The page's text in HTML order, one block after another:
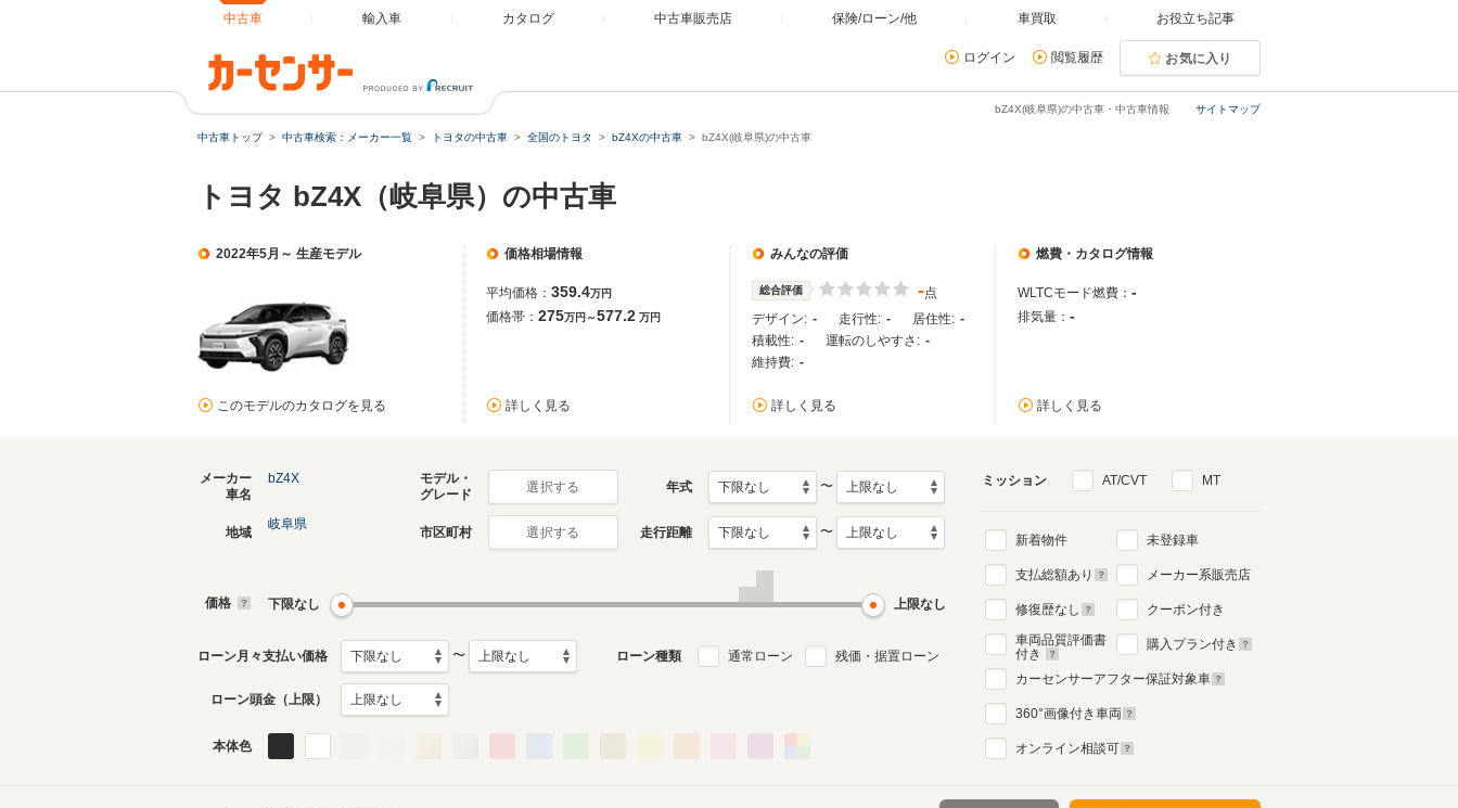
中古車 輸入車 カタログ 中古車販売店 保険/ローン/他 車買取 お役立ち記事
ログイン 閲覧履歴 お気に入り
サイトマップ
bZ4X(岐阜県)の中古車・中古車情報
中古車トップ 中古車検索：メーカー一覧 トヨタの中古車 全国のトヨタ bZ4Xの中古車 bZ4X(岐阜県)の中古車
トヨタ bZ4X（岐阜県）の中古車
2022年5月～ 生産モデル
このモデルのカタログを見る
価格相場情報
平均価格： 359.4万円
価格帯： 275万円～577.2 万円
詳しく見る
みんなの評価
総合評価 -点
デザイン: - 走行性: - 居住性: -
積載性: - 運転のしやすさ: -
維持費: -
詳しく見る
燃費・カタログ情報
WLTCモード燃費： -
排気量： -
詳しく見る
メーカー
車名
bZ4X
モデル・
グレード
選択する 年式 〜
地域
岐阜県
市区町村 選択する 走行距離 〜
価格 下限なし 上限なし
ローン月々支払い価格 〜 ローン種類 通常ローン 残価・据置ローン
ローン頭金（上限）
本体色
ミッション AT/CVT MT
新着物件
支払総額あり
修復歴なし
車両品質評価書
付き
未登録車
メーカー系販売店
クーポン付き
購入プラン付き
カーセンサーアフター保証対象車
360°画像付き車両
オンライン相談可